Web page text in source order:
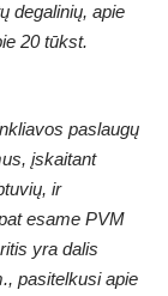
degalinių, apie
20 tūkst.
paslaugų
įskaitant
ir
esame PVM
yra dalis
pasitelkusi apie